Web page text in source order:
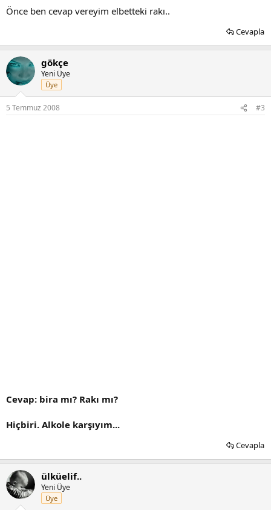
Önce ben cevap vereyim elbetteki rakı..
Cevapla
gökçe
Yeni Üye
Üye
5 Temmuz 2008 #3
Cevap: bira mı? Rakı mı?
Hiçbiri. Alkole karşıyım...
Cevapla
ülküelif..
Yeni Üye
Üye